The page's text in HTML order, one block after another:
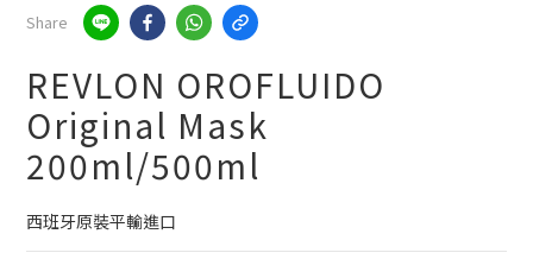
Share
REVLON OROFLUIDO
Original Mask
200ml/500ml
西班牙原裝平輸進口